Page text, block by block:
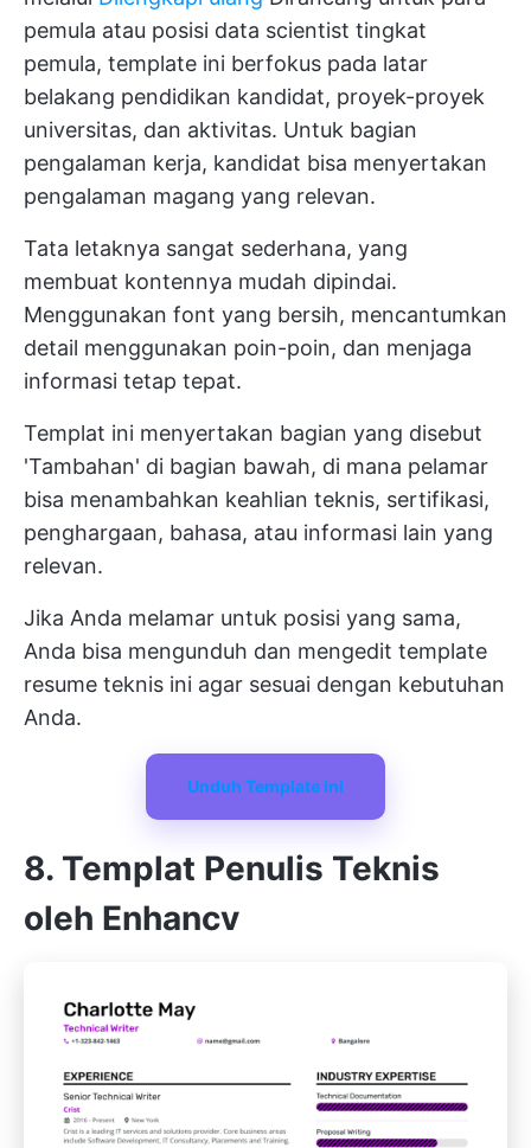
pemula atau posisi data scientist tingkat
pemula, template ini berfokus pada latar
belakang pendidikan kandidat, proyek-proyek
universitas, dan aktivitas. Untuk bagian
pengalaman kerja, kandidat bisa menyertakan
pengalaman magang yang relevan.
Tata letaknya sangat sederhana, yang
membuat kontennya mudah dipindai.
Menggunakan font yang bersih, mencantumkan
detail menggunakan poin-poin, dan menjaga
informasi tetap tepat.
Templat ini menyertakan bagian yang disebut
'Tambahan' di bagian bawah, di mana pelamar
bisa menambahkan keahlian teknis, sertifikasi,
penghargaan, bahasa, atau informasi lain yang
relevan.
Jika Anda melamar untuk posisi yang sama,
Anda bisa mengunduh dan mengedit template
resume teknis ini agar sesuai dengan kebutuhan
Anda.
Unduh Template ini
8. Templat Penulis Teknis
oleh Enhancv